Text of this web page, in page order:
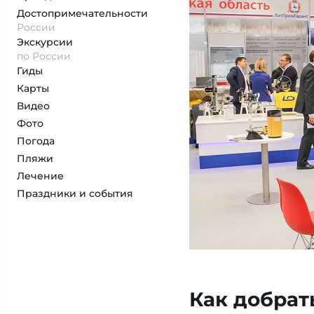
Достопримеча­тельности
России
Экскурсии
по России
Гиды
Карты
Видео
Фото
Погода
Пляжи
Лечение
Праздники и события
Как